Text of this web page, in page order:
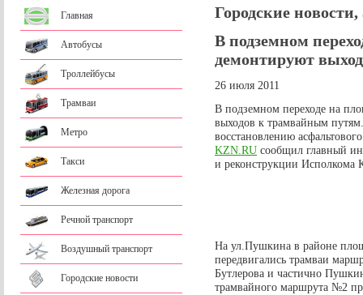
Главная
Автобусы
Троллейбусы
Трамваи
Метро
Такси
Железная дорога
Речной транспорт
Воздушный транспорт
Городские новости
Городские
В подземном
демонтируют
26 июля 2011
В подземном переходе на
выходов к трамвайным
восстановлению
KZN.RU сообщил главный
и реконструкции
На ул.Пушкина в районе
передвигались трамваи
Бутлерова и частично
трамвайного маршрута №2